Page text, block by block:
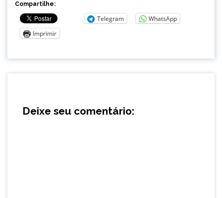
Compartilhe:
Telegram
WhatsApp
Imprimir
Deixe seu comentário: